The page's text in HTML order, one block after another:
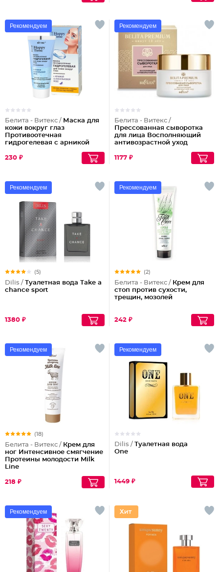
Рекомендуем
Белита - Витекс / Маска для
кожи вокруг глаз
Противоотечная
гидрогелевая с арникой
230 ₽
Рекомендуем
Белита - Витекс /
Прессованная сыворотка
для лица Восполняющий
антивозрастной уход
1177 ₽
Рекомендуем
(5)
Dilis / Туалетная вода Take a
chance sport
1380 ₽
Рекомендуем
(2)
Белита - Витекс / Крем для
стоп против сухости,
трещин, мозолей
242 ₽
Рекомендуем
(18)
Белита - Витекс / Крем для
ног Интенсивное смягчение
Протеины молодости Milk
Line
218 ₽
Рекомендуем
Dilis / Туалетная вода
One
1449 ₽
Рекомендуем